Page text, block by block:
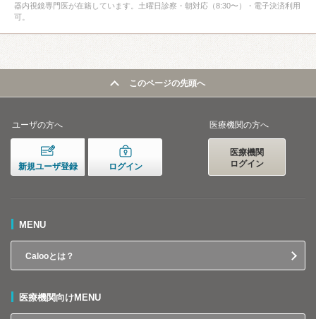
器内視鏡専門医が在籍しています。土曜日診察・朝対応（8:30〜）・電子決済利用
可。
このページの先頭へ
ユーザの方へ
新規ユーザ登録 ログイン
医療機関の方へ
医療機関
ログイン
MENU
Calooとは？
医療機関向けMENU